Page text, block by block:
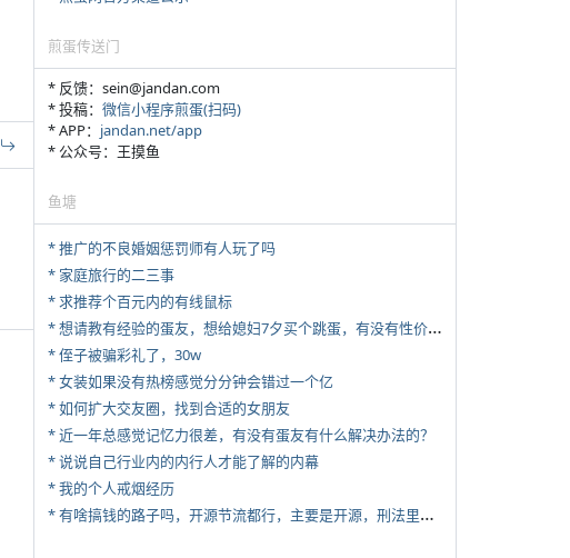
煎蛋传送门
* 反馈：sein@jandan.com
* 投稿： 微信小程序煎蛋(扫码)
* APP： jandan.net/app
* 公众号：王摸鱼
鱼塘
* 推广的不良婚姻惩罚师有人玩了吗
* 家庭旅行的二三事
* 求推荐个百元内的有线鼠标
*
想请教有经验的蛋友，想给媳妇7夕买个跳蛋，有没有性价比高的推荐
* 侄子被骗彩礼了，30w
* 女装如果没有热榜感觉分分钟会错过一个亿
* 如何扩大交友圈，找到合适的女朋友
* 近一年总感觉记忆力很差，有没有蛋友有什么解决办法的？
* 说说自己行业内的内行人才能了解的内幕
* 我的个人戒烟经历
*
有啥搞钱的路子吗，开源节流都行，主要是开源，刑法里的咱不做